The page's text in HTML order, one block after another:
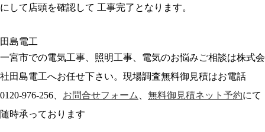
にして店頭を確認して 工事完了となります。
一宮市での電気工事、照明工事、電気のお悩みご相談は株式会
社田島電工へお任せ下さい。現場調査無料御見積はお電話
0120-976-256、 お問合せフォーム 無料御見積ネット予約にて
随時承っております